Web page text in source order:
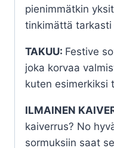
pienimmätkin
tinkimättä tarkasti
TAKUU: Festive
joka korvaa
kuten esimerkiksi
ILMAINEN
kaiverrus? No
sormuksiin saat